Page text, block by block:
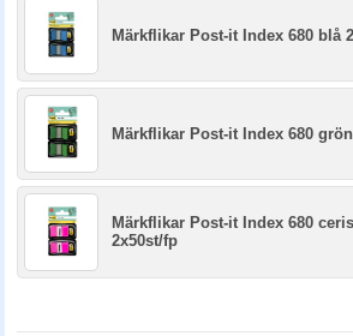
Märkflikar Post-it Index 680 blå
Märkflikar Post-it Index 680
Märkflikar Post-it Index 680
2x50st/fp